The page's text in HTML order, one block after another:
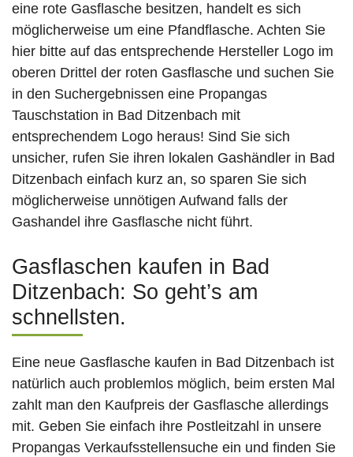
eine rote Gasflasche besitzen, handelt es sich
möglicherweise um eine Pfandflasche. Achten Sie
hier bitte auf das entsprechende Hersteller Logo im
oberen Drittel der roten Gasflasche und suchen Sie
in den Suchergebnissen eine Propangas
Tauschstation in Bad Ditzenbach mit
entsprechendem Logo heraus! Sind Sie sich
unsicher, rufen Sie ihren lokalen Gashändler in Bad
Ditzenbach einfach kurz an, so sparen Sie sich
möglicherweise unnötigen Aufwand falls der
Gashandel ihre Gasflasche nicht führt.
Gasflaschen kaufen in Bad
Ditzenbach: So geht’s am
schnellsten.
Eine neue Gasflasche kaufen in Bad Ditzenbach ist
natürlich auch problemlos möglich, beim ersten Mal
zahlt man den Kaufpreis der Gasflasche allerdings
mit. Geben Sie einfach ihre Postleitzahl in unsere
Propangas Verkaufsstellensuche ein und finden Sie